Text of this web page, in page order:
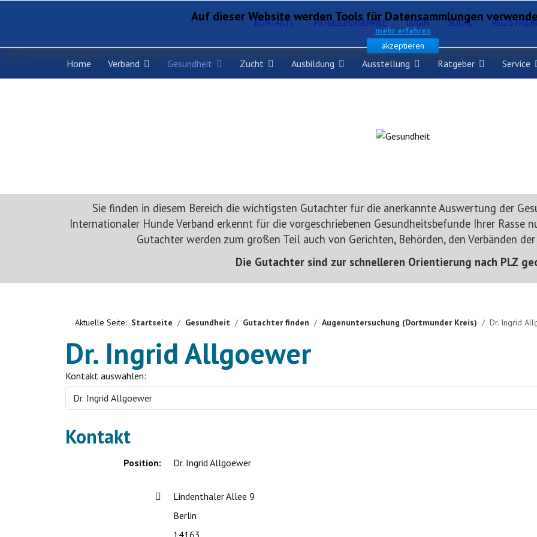
KONTAKTE MITGLIEDERSERVICE LOGIN SUCHE
Home Verband Gesundheit Zucht Ausbildung Ausstellung Ratgeber Service
Sie finden in diesem Bereich die wichtigsten Gutachter für die anerkannte Auswertung der
Internationaler Hunde Verband erkennt für die vorgeschriebenen Gesundheitsbefunde Ihrer Rasse
Gutachter werden zum großen Teil auch von Gerichten, Behörden, den Verbänden
Die Gutachter sind zur schnelleren Orientierung nach PLZ
Aktuelle Seite: Startseite Gesundheit Gutachter finden Augenuntersuchung (Dortmunder Kreis) Dr. Ingrid
Auf dieser Website werden Tools für Datensammlungen
mehr erfahren
akzeptieren
Dr. Ingrid Allgoewer
Kontakt auswählen:
Kontakt
Position: Dr. Ingrid Allgoewer
Adresse:
Lindenthaler Allee 9
Berlin